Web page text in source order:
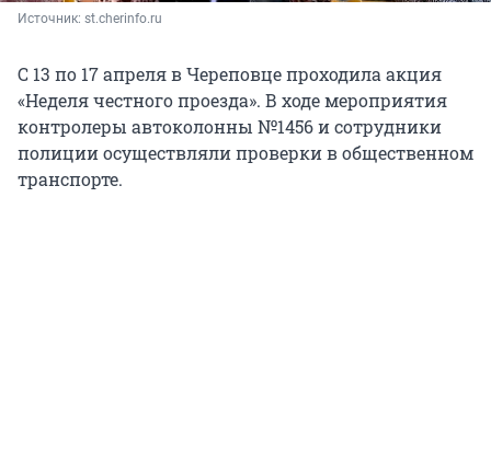
Источник: st.cherinfo.ru
С 13 по 17 апреля в Череповце проходила акция
«Неделя честного проезда». В ходе мероприятия
контролеры автоколонны №1456 и сотрудники
полиции осуществляли проверки в общественном
транспорте.